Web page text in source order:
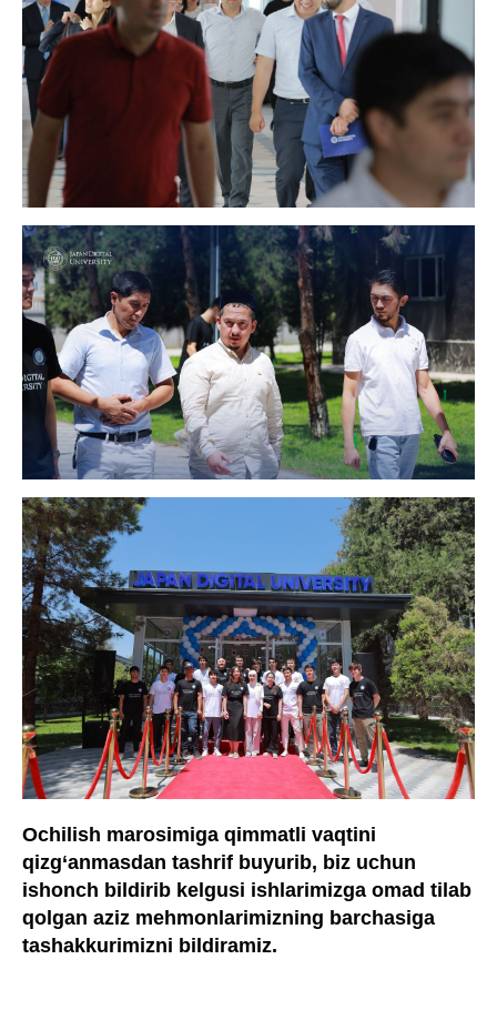
Ochilish marosimiga qimmatli vaqtini
qizg‘anmasdan tashrif buyurib, biz uchun
ishonch bildirib kelgusi ishlarimizga omad tilab
qolgan aziz mehmonlarimizning barchasiga
tashakkurimizni bildiramiz.